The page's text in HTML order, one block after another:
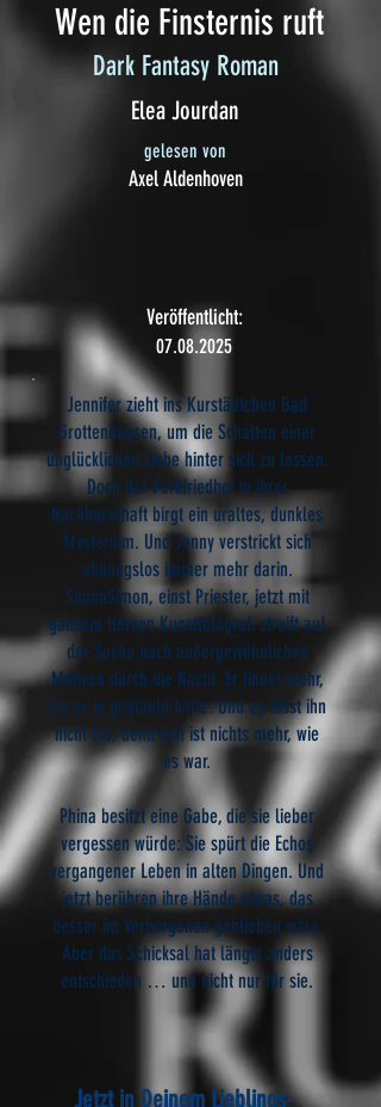
Wen die Finsternis ruft
Dark Fantasy Roman
Elea Jourdan
gelesen von
Axel Aldenhoven
Veröffentlicht:
07.08.2025
Jennifer zieht ins Kurstädtchen Bad
Grottenhausen, um die Schatten einer
unglücklichen Liebe hinter sich zu lassen.
Doch der Parkfriedhof in ihrer
Nachbarschaft birgt ein uraltes, dunkles
Mysterium. Und Jenny verstrickt sich
ahnungslos immer mehr darin.
SimonSimon, einst Priester, jetzt mit
ganzem Herzen Kunstfotograf, streift auf
der Suche nach außergewöhnlichen
Motiven durch die Nacht. Er findet mehr,
als er je geglaubt hätte. Und es lässt ihn
nicht los, denn nun ist nichts mehr, wie
es war.
Phina besitzt eine Gabe, die sie lieber
vergessen würde: Sie spürt die Echos
vergangener Leben in alten Dingen. Und
jetzt berühren ihre Hände etwas, das
besser im Verborgenen geblieben wäre.
Aber das Schicksal hat längst anders
entschieden … und nicht nur für sie.
Jetzt in Deinem Lieblings-